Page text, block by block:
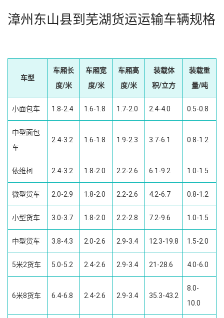
漳州东山县到芜湖货运运输车辆规格
车型
车厢长
度/米
车厢宽
度/米
车厢高
度/米
装载体
积/立方
装载重
量/吨
小面包车 1.8-2.4 1.6-1.8 1.7-2.0 2.4-4.0 0.5-0.8
中型面包
车
2.4-3.2 1.6-1.8 1.9-2.3 3.7-6.1 0.8-1.2
依维柯 2.4-3.2 1.8-2.0 2.2-2.6 6.1-9.2 1.0-1.5
微型货车 2.0-2.9 1.8-2.0 2.2-2.6 4.2-6.7 0.8-1.2
小型货车 3.0-3.7 1.8-2.0 2.2-2.8 7.2-9.6 1.0-1.5
中型货车 3.8-4.3 2.0-2.6 2.9-3.4 12.3-19.8 1.5-2.0
5米2货车 5.0-5.2 2.4-2.6 2.9-3.4 21-28.6 4.0-6.0
6米8货车 6.4-6.8 2.4-2.6 2.9-3.4 35.3-43.2
8.0-
10.0